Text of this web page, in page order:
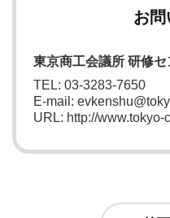
お問
東京商工会議所 研修セ
TEL: 03-3283-7650
E-mail:
URL: http://www.tokyo-